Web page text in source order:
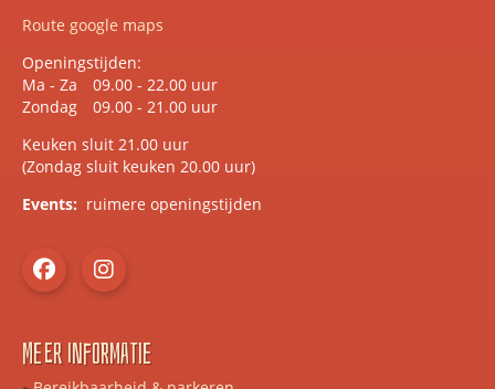
Route google maps
Openingstijden:
Ma - Za
09.00 - 22.00 uur
Zondag
09.00 - 21.00 uur
Keuken sluit 21.00 uur
(Zondag sluit keuken 20.00 uur)
Events: ruimere openingstijden
Meer informatie